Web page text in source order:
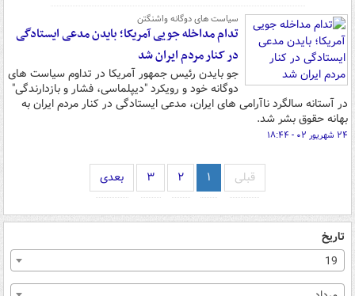
سیاست های دوگانه واشنگتن
تدام مداخله جویی آمریکا؛ بایدن مدعی ایستادگی
در کنار مردم ایران شد
جو بایدن رئیس جمهور آمریکا در تداوم سیاست های
دوگانه خود و رویکرد "دیپلماسی، فشار و بازدارندگی"
در آستانه سالگرد ناآرامی های ایران، مدعی ایستادگی در کنار مردم ایران به
بهانه حقوق بشر شد.
۲۴ شهریور ۰۲ - ۱۸:۴۴
قبلی ۱ ۲ ۳ بعدی
تاریخ
19